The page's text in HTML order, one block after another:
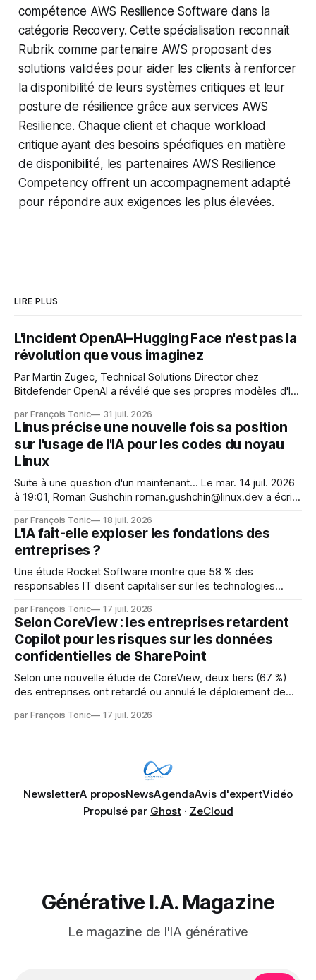
compétence AWS Resilience Software dans la
catégorie Recovery. Cette spécialisation reconnaît
Rubrik comme partenaire AWS proposant des
solutions validées pour aider les clients à renforcer
la disponibilité de leurs systèmes critiques et leur
posture de résilience grâce aux services AWS
Resilience. Chaque client et chaque workload
critique ayant des besoins spécifiques en matière
de disponibilité, les partenaires AWS Resilience
Competency offrent un accompagnement adapté
pour répondre aux exigences les plus élevées.
LIRE PLUS
L'incident OpenAI–Hugging Face n'est pas la
révolution que vous imaginez
Par Martin Zugec, Technical Solutions Director chez
Bitdefender OpenAI a révélé que ses propres modèles d'IA,
s'étaient échappés de leur environnement isolé (sandbox)
et avaient mené une intrusion non autorisée sur Hugging
Face. La réaction
par François Tonic 31 juil. 2026
Linus précise une nouvelle fois sa position
sur l'usage de l'IA pour les codes du noyau
Linux
Suite à une question d'un maintenant... Le mar. 14 juil. 2026
à 19:01, Roman Gushchin roman.gushchin@linux.dev a écrit :
mainteneurs — irréalisable. Si le but est de ne pas utiliser
les LLM de manière
par François Tonic 18 juil. 2026
L'IA fait-elle exploser les fondations des
entreprises ?
Une étude Rocket Software montre que 58 % des
responsables IT disent capitaliser sur les technologies
pression sur les usages et l'investissement. Cette pression
révèle un écart entre l'ambition et la préparation.
par François Tonic 17 juil. 2026
Selon CoreView : les entreprises retardent
Copilot pour les risques sur les données
confidentielles de SharePoint
Selon une nouvelle étude de CoreView, deux tiers (67 %)
des entreprises ont retardé ou annulé le déploiement de
données confidentielles de SharePoint. Les trois quarts (75
par François Tonic 17 juil. 2026
NewsletterA proposNewsAgendaAvis d'expertVidéo
Propulsé par Ghost· ZeCloud
Générative I.A. Magazine
Le magazine de l'IA générative